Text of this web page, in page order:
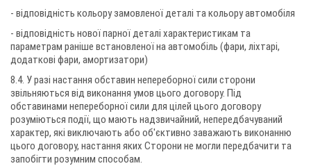
- відповідність кольору замовленої деталі та кольору автомобіля
- відповідність нової парної деталі характеристикам та
параметрам раніше встановленої на автомобіль (фари, ліхтарі,
додаткові фари, амортизатори)
8.4. У разі настання обставин непереборної сили сторони
звільняються від виконання умов цього договору. Під
обставинами непереборної сили для цілей цього договору
розуміються події, що мають надзвичайний, непередбачуваний
характер, які виключають або об'єктивно заважають виконанню
цього договору, настання яких Сторони не могли передбачити та
запобігти розумним способам.